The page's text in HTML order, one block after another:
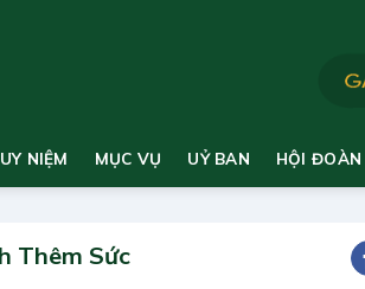
NIỆM MỤC VỤ UỶ BAN HỘI ĐOÀN
Thêm Sức